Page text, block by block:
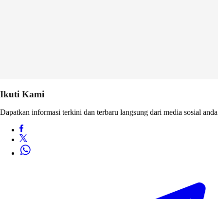
Ikuti Kami
Dapatkan informasi terkini dan terbaru langsung dari media sosial anda